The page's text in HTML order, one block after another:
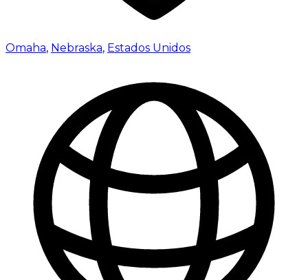
Omaha, Nebraska, Estados Unidos